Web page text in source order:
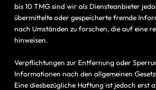
bis 10 TMG sind wir als Diensteanbieter
übermittelte oder gespeicherte fremde
nach Umständen zu forschen, die auf eine
hinweisen.
Verpflichtungen zur Entfernung oder
Informationen nach den allgemeinen
Eine diesbezügliche Haftung ist jedoch erst